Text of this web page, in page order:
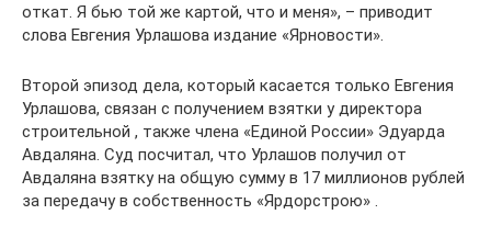
откат. Я бью той же картой, что и меня», – приводит
слова Евгения Урлашова издание «Ярновости».
Второй эпизод дела, который касается только Евгения
Урлашова, связан с получением взятки у директора
строительной , также члена «Единой России» Эдуарда
Авдаляна. Суд посчитал, что Урлашов получил от
Авдаляна взятку на общую сумму в 17 миллионов рублей
за передачу в собственность «Ярдорстрою» .